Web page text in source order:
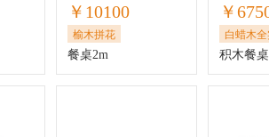
￥10100
榆木拼花
餐桌2m
￥
白蜡木